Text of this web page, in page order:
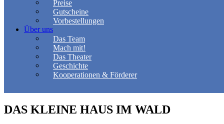
Preise
Gutscheine
Vorbestellungen
Über uns
Das Team
Mach mit!
Das Theater
Geschichte
Kooperationen & Förderer
DAS KLEINE HAUS IM WALD